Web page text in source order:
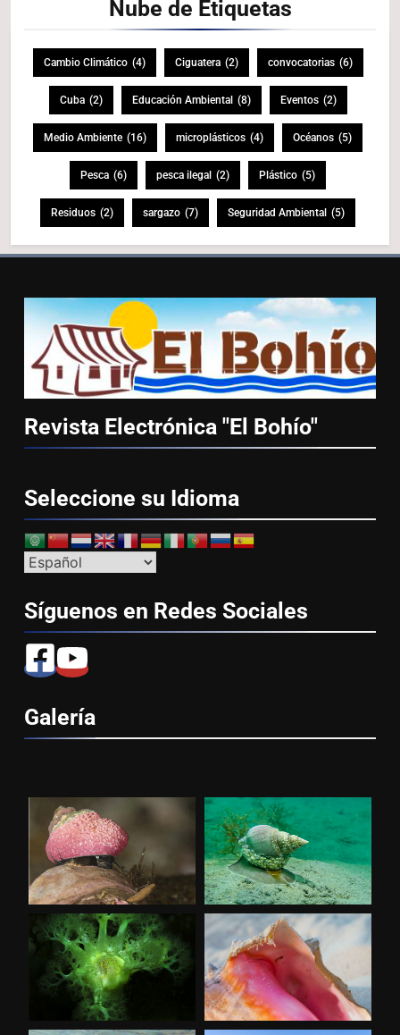
Nube de Etiquetas
Cambio Climático (4) Ciguatera (2) convocatorias (6)
Cuba (2) Educación Ambiental (8) Eventos (2)
Medio Ambiente (16) microplásticos (4) Océanos (5)
Pesca (6) pesca ilegal (2) Plástico (5)
Residuos (2) sargazo (7) Seguridad Ambiental (5)
Revista Electrónica "El Bohío"
Seleccione su Idioma
Síguenos en Redes Sociales
Galería